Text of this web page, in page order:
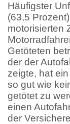
Häufigster
(63,5
motorisierten
Getöteten
der der
zeigte, hat
so gut wie
getötet zu
einen
der